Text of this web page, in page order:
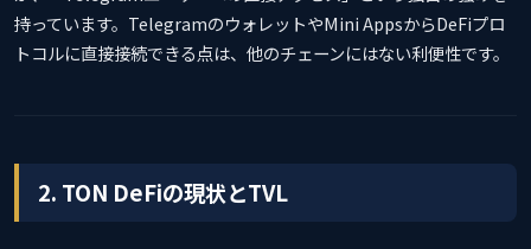
持っています。TelegramのウォレットやMini AppsからDeFiプロ
トコルに直接接続できる点は、他のチェーンにはない利便性です。
2. TON DeFiの現状とTVL